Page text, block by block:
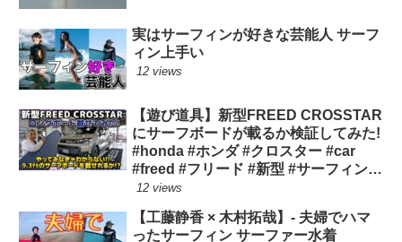
実はサーフィンが好きな芸能人 サーフ
ィン上手い
12 views
【遊び道具】新型FREED CROSSTAR
にサーフボードが載るか検証してみた!
#honda #ホンダ #クロスター #car
#freed #フリード #新型 #サーフィン
ロングボード
12 views
【工藤静香 × 木村拓哉】- 夫婦でハマ
ったサーフィン サーファー水着